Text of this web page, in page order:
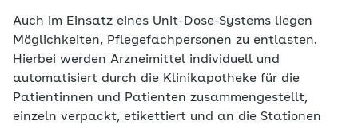
Auch im Einsatz eines Unit-Dose-Systems liegen
Möglichkeiten, Pflegefachpersonen zu entlasten.
Hierbei werden Arzneimittel individuell und
automatisiert durch die Klinikapotheke für die
Patientinnen und Patienten zusammengestellt,
einzeln verpackt, etikettiert und an die Stationen